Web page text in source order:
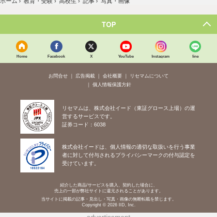
TOP
Home Facebook X YouTube Instagram line
お問合せ 広告掲載 会社概要
リセマムについて
個人情報保護方針
リセマムは、株式会社イード（東証グロース上場）の運
営するサービスです。
証券コード：6038
株式会社イードは、個人情報の適切な取扱いを行う事業
者に対して付与されるプライバシーマークの付与認定を
受けています。
紹介した商品/サービスを購入、契約した場合に、
売上の一部が弊社サイトに還元されることがあります。
当サイトに掲載の記事・見出し・写真・画像の無断転載を禁じます。
Copyright © 2026 IID, Inc.